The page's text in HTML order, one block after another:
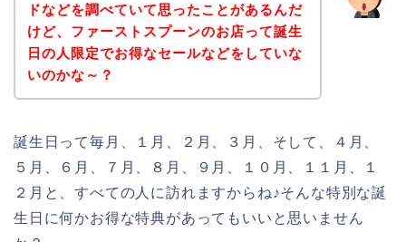
ドなどを調べていて思ったことがあるんだ
けど、ファーストスプーンのお店って誕生
日の人限定でお得なセールなどをしていな
いのかな～？
誕生日って毎月、１月、２月、３月、そして、４月、
５月、６月、７月、８月、９月、１０月、１１月、１
２月と、すべての人に訪れますからね♪そんな特別な誕
生日に何かお得な特典があってもいいと思いません